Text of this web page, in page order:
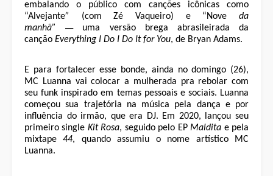
embalando o público com canções icônicas como
“Alvejante” (com Zé Vaqueiro) e “Noveda
manhã”
—
uma versão brega abrasileirada da
canção Everything I Do I Do It for You, de Bryan Adams.
E para fortalecer esse bonde, ainda no domingo (26),
MC Luanna vai colocar a mulherada pra rebolar com
seu funk inspirado em temas pessoais e sociais. Luanna
começou sua trajetória na música pela dança e por
influência do irmão, que era DJ. Em 2020, lançou seu
primeiro single Kit Rosa, seguido pelo EPMaldita e pela
mixtape44, quando assumiu o nome artístico MC
Luanna.